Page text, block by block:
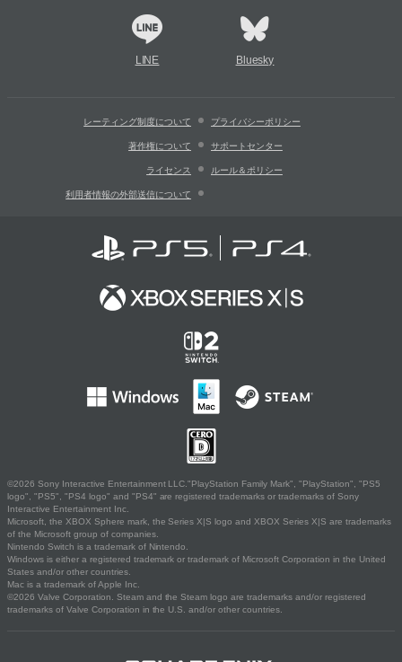
LINE Bluesky
レーティング制度について プライバシーポリシー
著作権について サポートセンター
ライセンス ルール＆ポリシー
利用者情報の外部送信について
©2026 Sony Interactive Entertainment LLC."PlayStation Family Mark", "PlayStation", "PS5
logo", "PS5", "PS4 logo" and "PS4" are registered trademarks or trademarks of Sony
Interactive Entertainment Inc.
Microsoft, the XBOX Sphere mark, the Series X|S logo and XBOX Series X|S are trademarks
of the Microsoft group of companies.
Nintendo Switch is a trademark of Nintendo.
Windows is either a registered trademark or trademark of Microsoft Corporation in the United
States and/or other countries.
Mac is a trademark of Apple Inc.
©2026 Valve Corporation. Steam and the Steam logo are trademarks and/or registered
trademarks of Valve Corporation in the U.S. and/or other countries.